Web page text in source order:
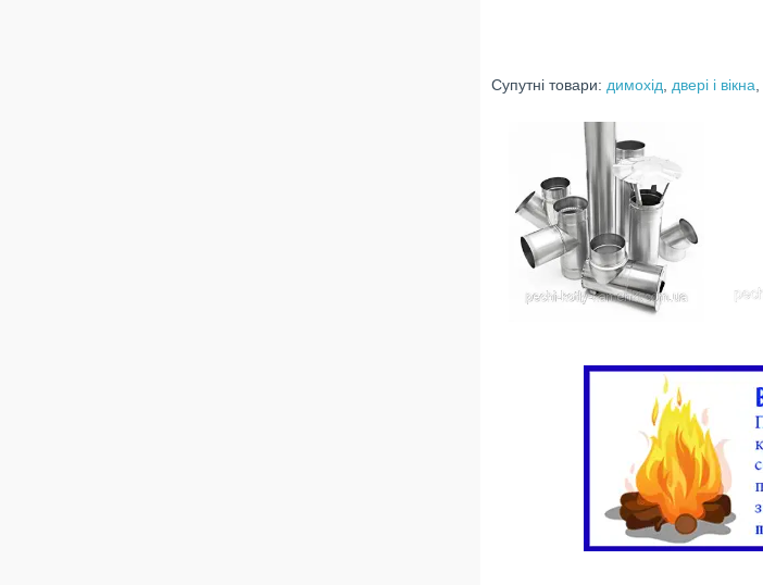
Супутні товари: димохід двері і вікна